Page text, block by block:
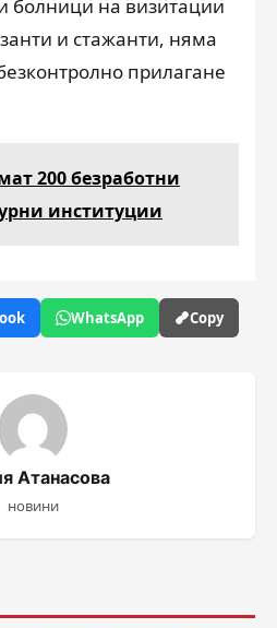
болници на визитации
и стажанти, няма
прилагане
200 безработни
институции
WhatsApp Copy
Атанасова
новини